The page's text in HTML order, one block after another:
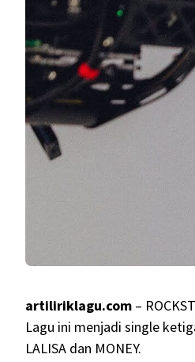
artiliriklagu.com –
Lagu ini menjadi single
LALISA dan MONEY.